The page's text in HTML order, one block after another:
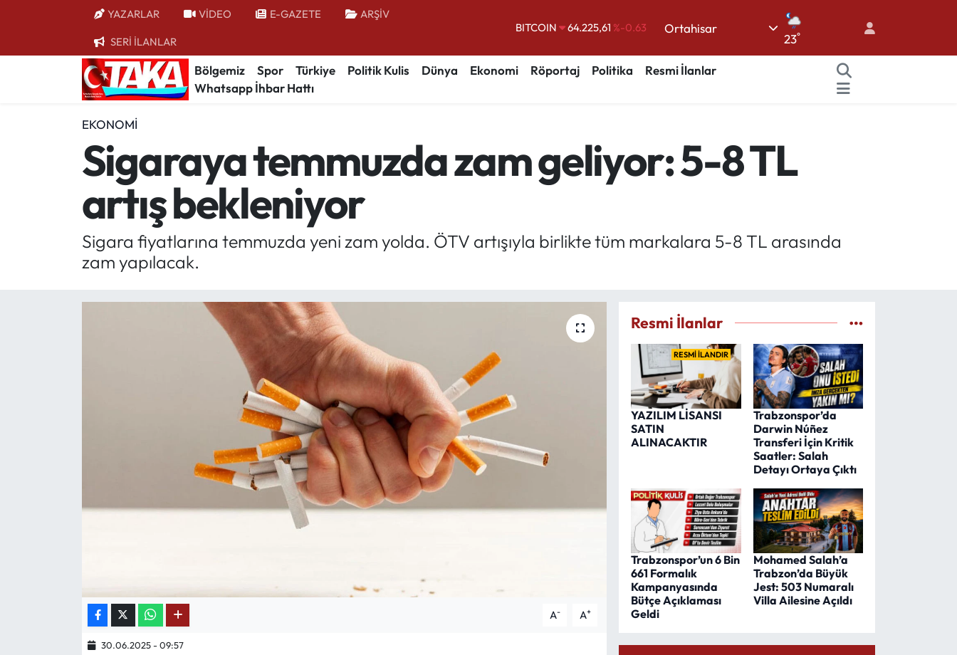
YAZARLAR VİDEO E-GAZETE ARŞİV
SERİ İLANLAR
BITCOIN 64.225,61 %-0.63
DOLAR
47,7143%0.16
EURO
55,0317 %-0.02
BİST100
13.799%70
Ortahisar
23°
Bölgemiz Spor Türkiye Politik Kulis Dünya Ekonomi Röportaj Politika
Resmi İlanlar
Whatsapp İhbar Hattı
EKONOMI
Sigaraya temmuzda zam geliyor: 5-8 TL
artış bekleniyor
Sigara fiyatlarına temmuzda yeni zam yolda. ÖTV artışıyla birlikte tüm markalara 5-8 TL arasında
zam yapılacak.
A- A+
30.06.2025 - 09:57
Resmi İlanlar
RESMİ İLANDIR
YAZILIM LİSANSI
SATIN
ALINACAKTIR
Trabzonspor’da
Darwin Núñez
Transferi İçin Kritik
Saatler: Salah
Detayı Ortaya Çıktı
Trabzonspor’un 6 Bin
661 Formalık
Kampanyasında
Bütçe Açıklaması
Geldi
Mohamed Salah’a
Trabzon’da Büyük
Jest: 503 Numaralı
Villa Ailesine Açıldı
Bölgemiz
Kültür/Sanat
Politik Kulis
Spor Yazıları
Trabzon Nöbetçi Eczaneler
Trabzon Hava Durumu
Trabzon Trafik Yoğunluk Haritası
Süper Lig Puan Durumu ve Fikstür
Tüm Manşetler
Son Dakika Haberleri
Haber Arşivi